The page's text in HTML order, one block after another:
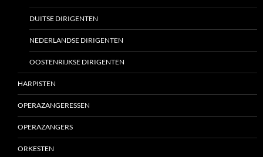
DUITSE DIRIGENTEN
NEDERLANDSE DIRIGENTEN
OOSTENRIJKSE DIRIGENTEN
HARPISTEN
OPERAZANGERESSEN
OPERAZANGERS
ORKESTEN